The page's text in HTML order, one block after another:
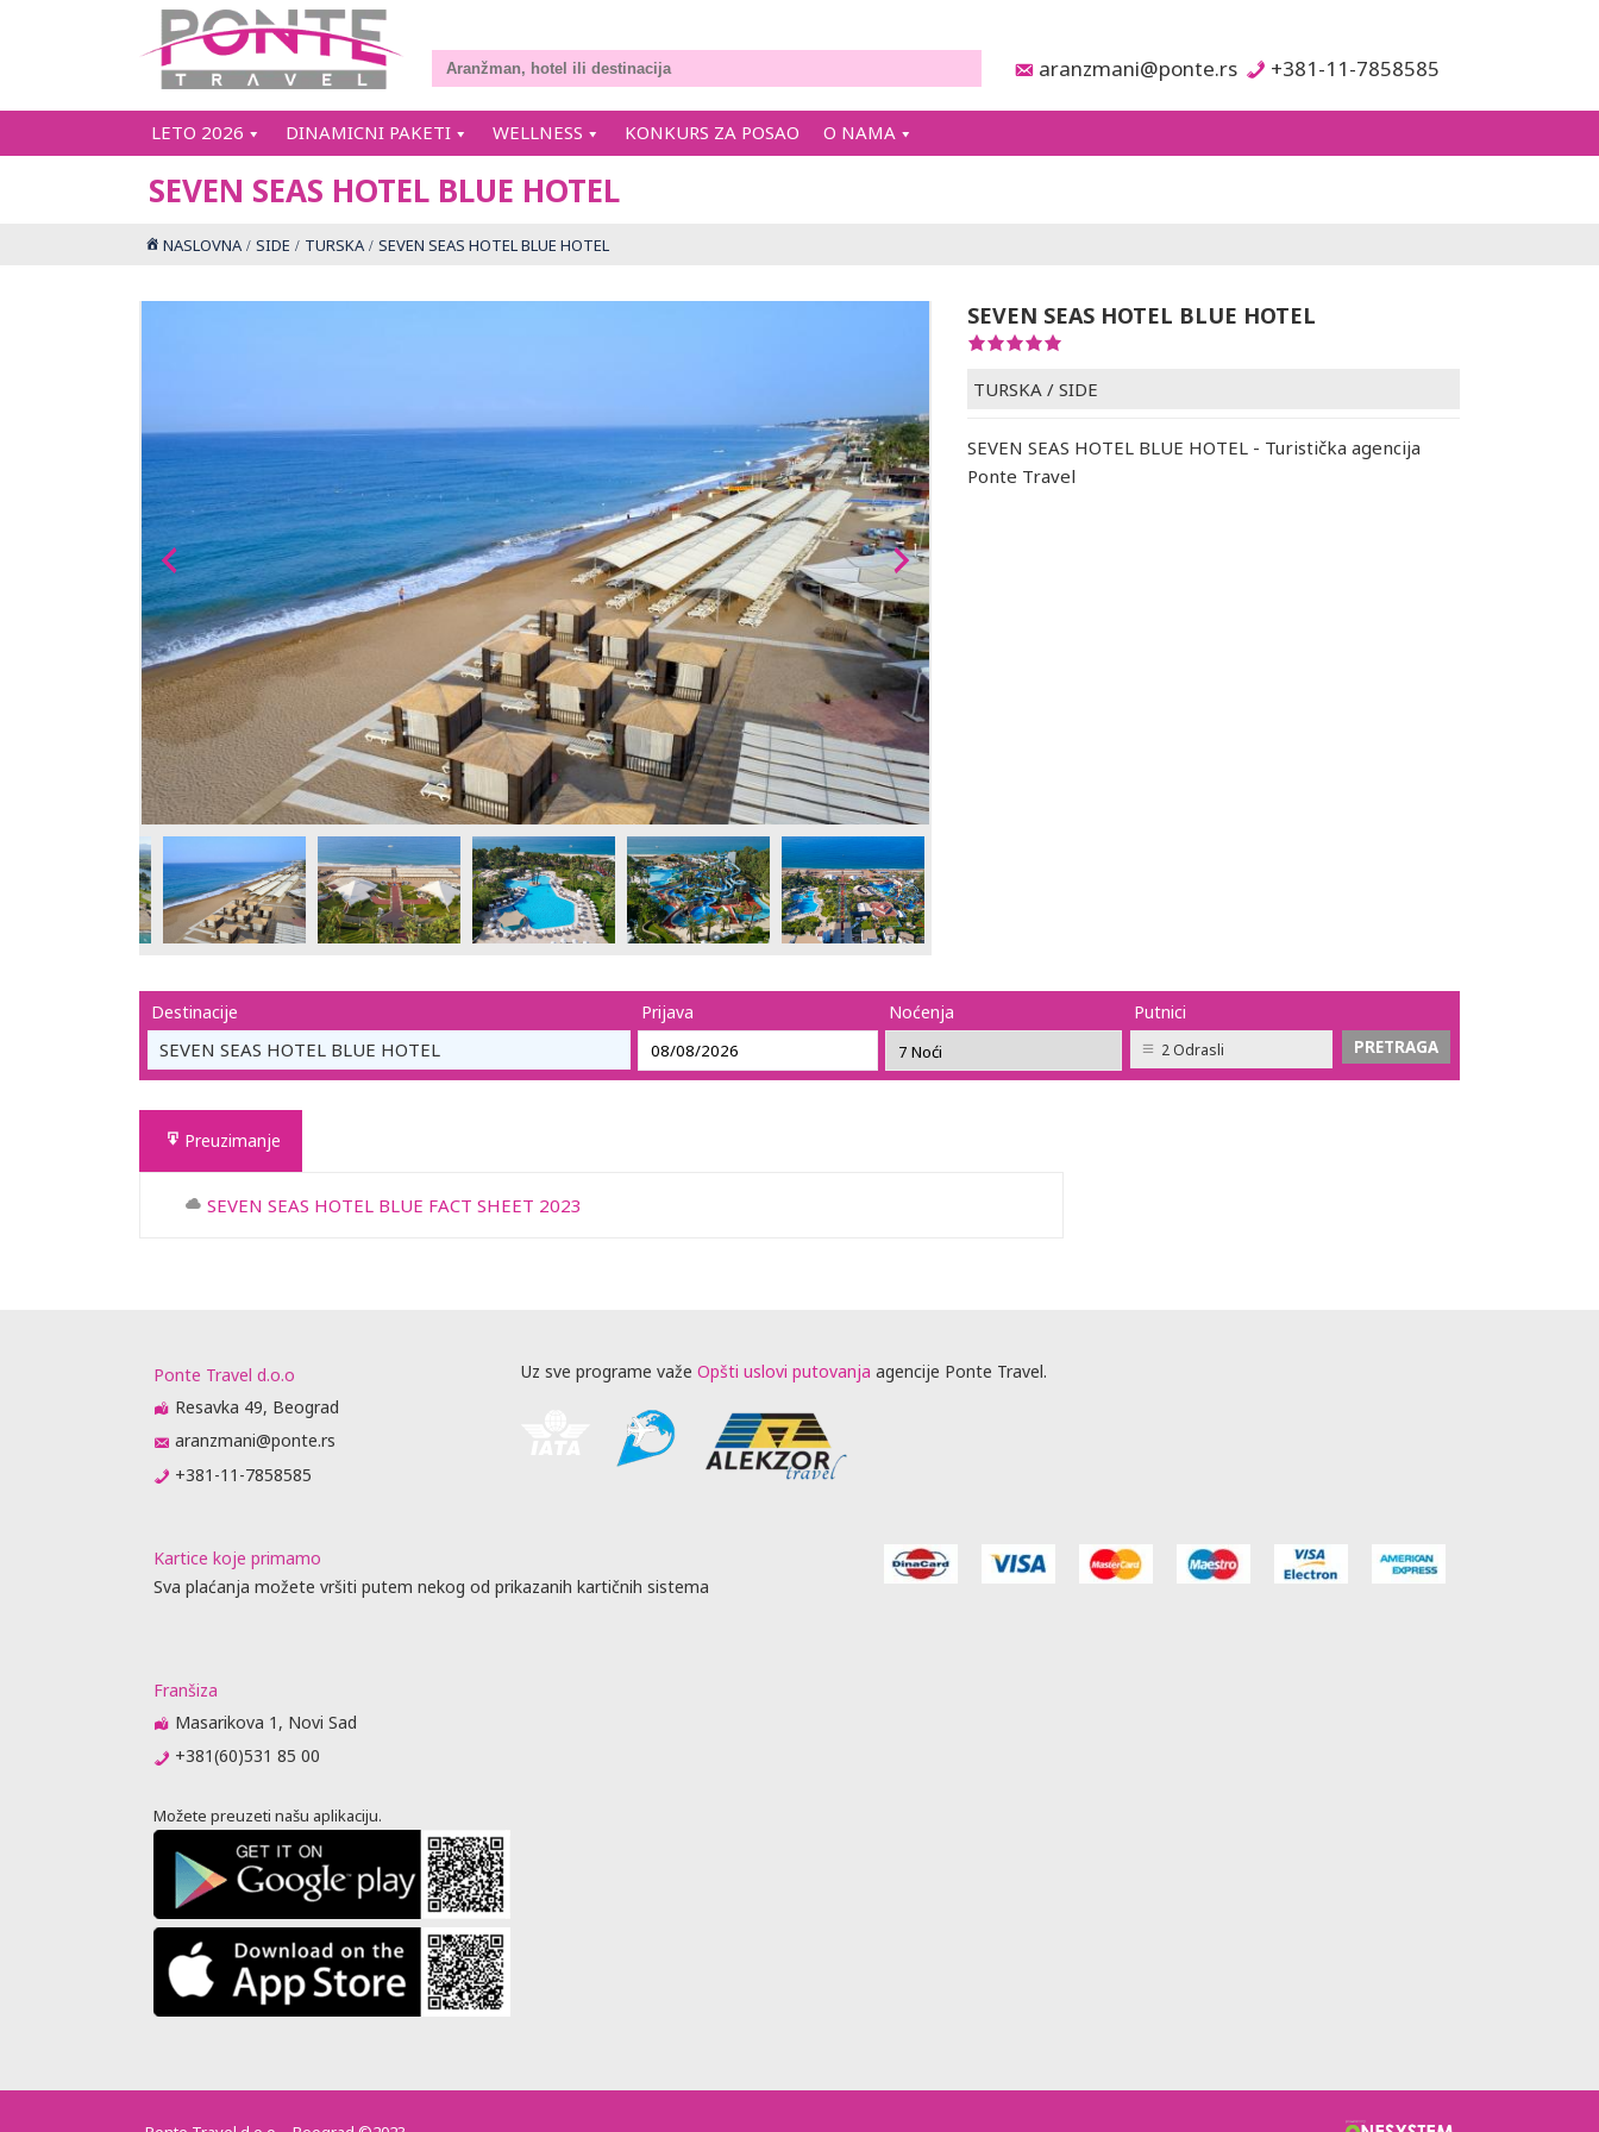
aranzmani@ponte.rs +381-11-7858585
LETO 2026 DINAMICNI PAKETI WELLNESS KONKURS ZA POSAO O NAMA
SEVEN SEAS HOTEL BLUE HOTEL
NASLOVNA SIDE TURSKA SEVEN SEAS HOTEL BLUE HOTEL
SEVEN SEAS HOTEL BLUE HOTEL
TURSKA / SIDE
SEVEN SEAS HOTEL BLUE HOTEL - Turistička agencija
Ponte Travel
Destinacije
SEVEN SEAS HOTEL BLUE HOTEL
Prijava Noćenja Putnici
2 Odrasli
Preuzimanje
SEVEN SEAS HOTEL BLUE FACT SHEET 2023
Ponte Travel d.o.o
Resavka 49, Beograd
aranzmani@ponte.rs
+381-11-7858585
Uz sve programe važe Opšti uslovi putovanja agencije Ponte Travel.
Kartice koje primamo
Sva plaćanja možete vršiti putem nekog od prikazanih kartičnih sistema
Franšiza
Masarikova 1, Novi Sad
+381(60)531 85 00
Možete preuzeti našu aplikaciju.